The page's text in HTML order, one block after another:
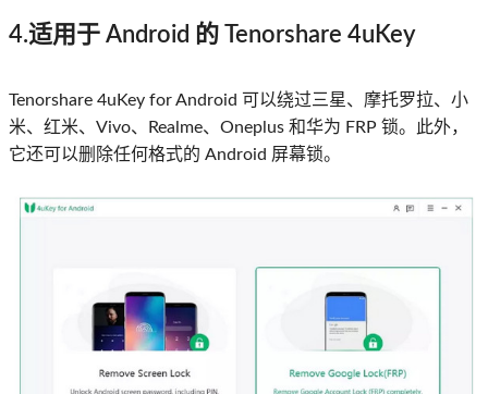
4.适用于 Android 的 Tenorshare 4uKey
Tenorshare 4uKey for Android 可以绕过三星、摩托罗拉、小
米、红米、Vivo、Realme、Oneplus 和华为 FRP 锁。此外，
它还可以删除任何格式的 Android 屏幕锁。